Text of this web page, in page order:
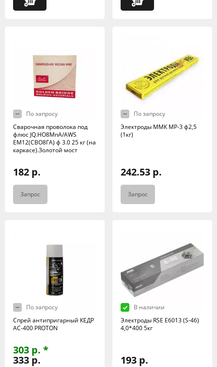
По запросу
Сварочная проволока под
флюс JQ.HO8MnA/AWS
EM12(СВО8ГA) ф 3.0 25 кг (на
каркасе).Золотой мост
182 р.
Запрос
По запросу
Электроды ММК МР-3 ф2,5
(1кг)
242.53 р.
Запрос
По запросу
Спрей антипригарный КЕДР
АС-400 PROTON
303 р. *
333 р.
В наличии
Электроды RSE Е6013 (S-46)
4,0*400 5кг
193 р.